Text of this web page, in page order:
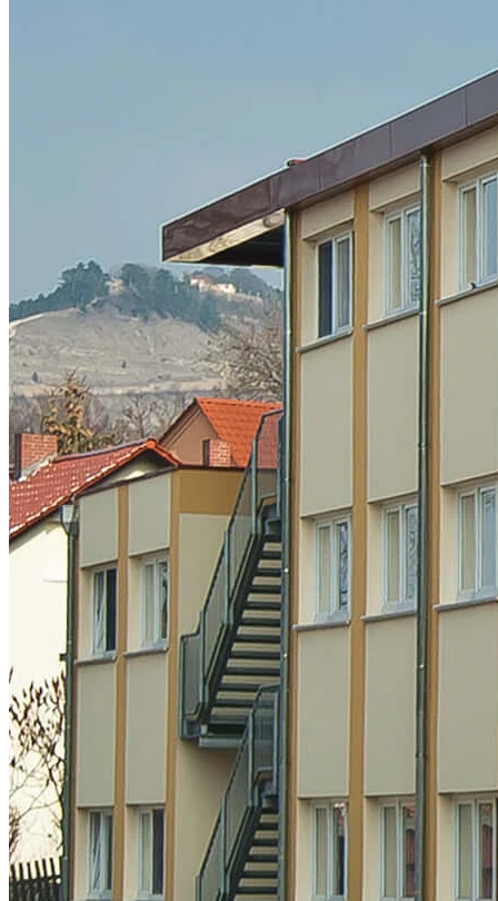
KLEUSBERG errichtete das ersteWohngebäude in
in Jena 2008, das zweite im Jahre 2012. Auf jeweils
3 Geschossen entstanden so ca. 15 m² große, geräumige Zimmer,
die den Studenten einen Rückzugsort sowie gemeinschaftliche
Zonen bieten, in denen gekocht, gelernt oder generell Zeit verbracht
werden kann. Insgesamt konnten 139 zusätzliche Wohnplätze zur
Verfügung gestellt werden. Diese teilen sich auf in 2er,- 3er- und
4er-WG´s.
Außen